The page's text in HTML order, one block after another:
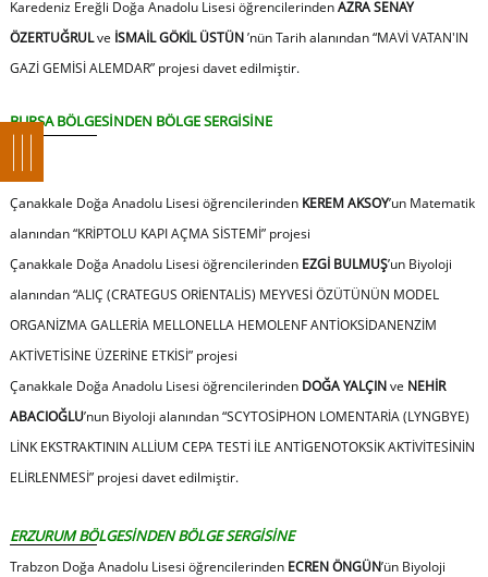
Karedeniz Ereğli Doğa Anadolu Lisesi öğrencilerindenAZRA SENAY
ÖZERTUĞRULve İSMAİL GÖKİL ÜSTÜN’nün Tarih alanından“MAVİ VATAN'IN
GAZİ GEMİSİ ALEMDAR” projesi davet edilmiştir.
BURSA BÖLGESİNDEN BÖLGE SERGİSİNE
Çanakkale Doğa Anadolu Lisesi öğrencilerinden KEREM AKSOY’un Matematik
alanından“KRİPTOLU KAPI AÇMA SİSTEMİ”projesi
Çanakkale Doğa Anadolu Lisesi öğrencilerinden EZGİ BULMUŞ’un Biyoloji
alanından“ALIÇ (CRATEGUS ORİENTALİS) MEYVESİ ÖZÜTÜNÜN MODEL
ORGANİZMA GALLERİA MELLONELLA HEMOLENF ANTİOKSİDANENZİM
AKTİVETİSİNE ÜZERİNE ETKİSİ”projesi
Çanakkale Doğa Anadolu Lisesi öğrencilerinden DOĞA YALÇINve NEHİR
ABACIOĞLU’nun Biyoloji alanından “SCYTOSİPHON LOMENTARİA (LYNGBYE)
LİNK EKSTRAKTININ ALLİUM CEPA TESTİ İLE ANTİGENOTOKSİK AKTİVİTESİNİN
ELİRLENMESİ”projesi davet edilmiştir.
ERZURUM BÖLGESİNDEN BÖLGE SERGİSİNE
Trabzon Doğa Anadolu Lisesi öğrencilerinden ECREN ÖNGÜN’ün Biyoloji